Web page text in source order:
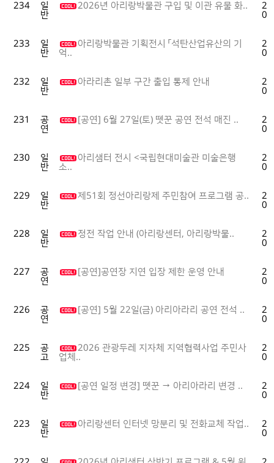
234
일
반
2026년 아리랑박물관 구입 및 이관 유물 화..
233
일
반
아리랑박물관 기획전시 「석탄산업유산의 기
억..
232
일
반
아라리촌 일부 구간 출입 통제 안내
231
공
연
[공연] 6월 27일(토) 뗏꾼 공연 전석 매진 ..
230
일
반
아리샘터 전시 <국립현대미술관 미술은행
소..
229
일
반
제51회 정선아리랑제 주민참여 프로그램 공..
228
일
반
정전 작업 안내 (아리랑센터, 아리랑박물..
227
공
연
[공연]공연장 지연 입장 제한 운영 안내
226
공
연
[공연] 5월 22일(금) 아리아라리 공연 전석 ..
225
공
고
2026 관광두레 지자체 지역협력사업 주민사
업체..
224
일
반
[공연 일정 변경] 뗏꾼 → 아리아라리 변경 ..
223
일
반
아리랑센터 인터넷 망분리 및 전화교체 작업..